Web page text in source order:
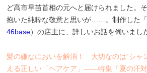
ど高市早苗首相の元へと届けられました。
抱いた純粋な敬意と思いが……。制作した
46base）の店主に、詳しいお話を伺いまし
髪の嫌なにおいを解消！ 大切なのは“シャ
える正しい「ヘアケア」――特集「夏の汗対